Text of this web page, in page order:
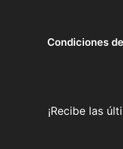
Condiciones
¡Recibe las